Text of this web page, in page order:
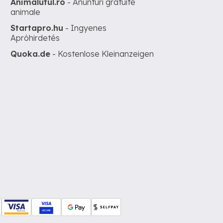
Animalutul.ro - Anunturi gratuite
animale
Startapro.hu - Ingyenes
Apróhirdetés
Quoka.de - Kostenlose Kleinanzeigen